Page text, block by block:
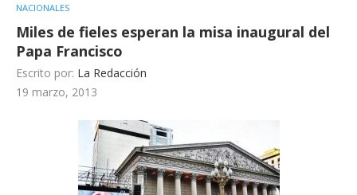
NACIONALES
Miles de fieles esperan la misa inaugural del
Papa Francisco
Escrito por: La Redacción
19 marzo, 2013